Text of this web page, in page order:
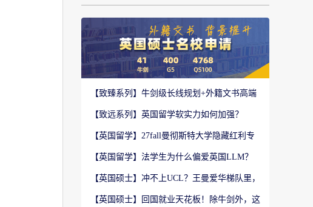
【致臻系列】牛剑级长线规划+外籍文书高端
【致远系列】英国留学软实力如何加强？
【英国留学】27fall曼彻斯特大学隐藏红利专
【英国留学】法学生为什么偏爱英国LLM？
【英国硕士】冲不上UCL？王曼爱华梯队里，
【英国硕士】回国就业天花板！除牛剑外，这